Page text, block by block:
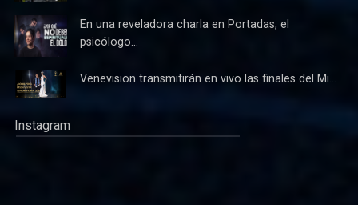
En una reveladora charla en Portadas, el
psicólogo...
Venevision transmitirán en vivo las finales del Mi...
Instagram